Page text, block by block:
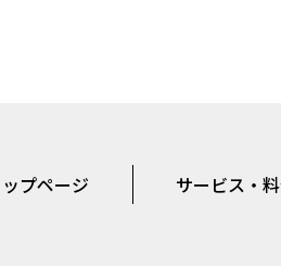
プページ サービス・